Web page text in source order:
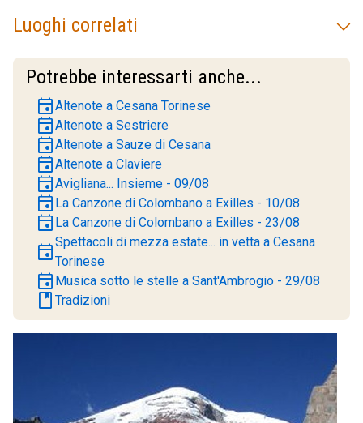
Luoghi correlati
Potrebbe interessarti anche...
eventAltenote a Cesana Torinese
eventAltenote a Sestriere
eventAltenote a Sauze di Cesana
eventAltenote a Claviere
eventAvigliana... Insieme - 09/08
event La Canzone di Colombano a Exilles - 10/08
event La Canzone di Colombano a Exilles - 23/08
eventSpettacoli di mezza estate... in vetta a Cesana
Torinese
event Musica sotto le stelle a Sant'Ambrogio - 29/08
book Tradizioni